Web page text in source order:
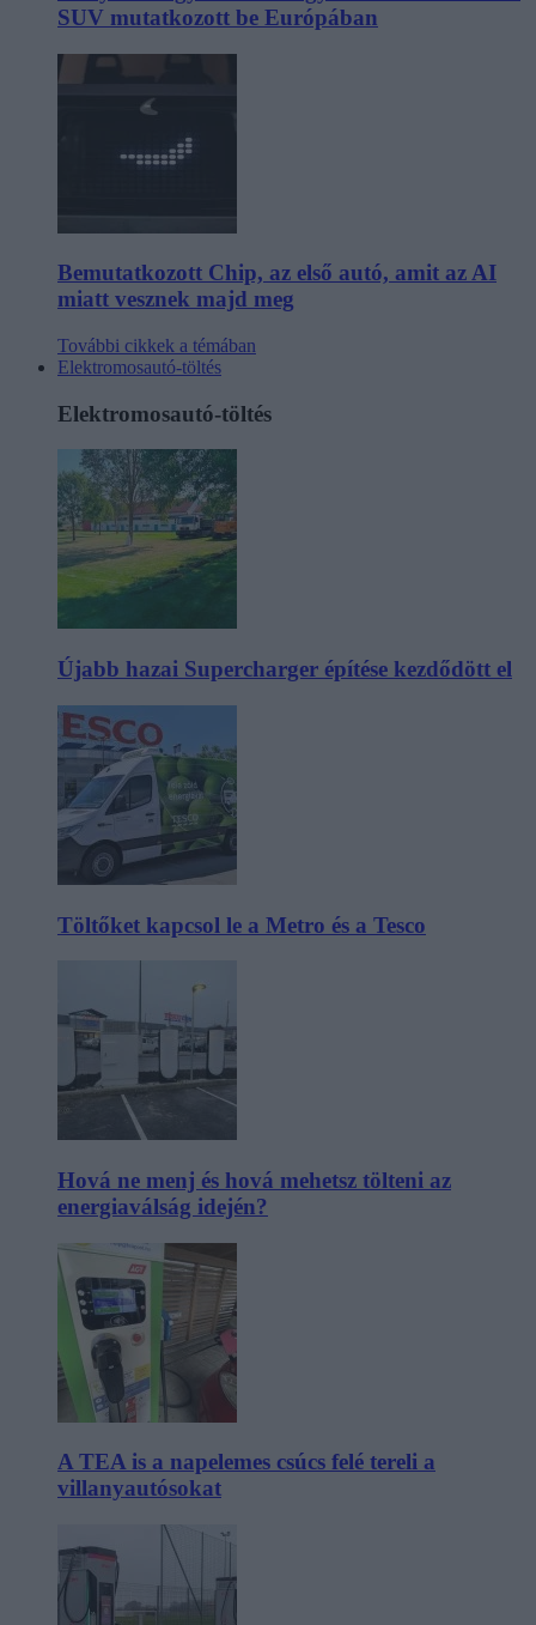
SUV mutatkozott be Európában
Bemutatkozott Chip, az első autó, amit az AI
miatt vesznek majd meg
További cikkek a témában
Elektromosautó-töltés
Elektromosautó-töltés
Újabb hazai Supercharger építése kezdődött el
Töltőket kapcsol le a Metro és a Tesco
Hová ne menj és hová mehetsz tölteni az
energiaválság idején?
A TEA is a napelemes csúcs felé tereli a
villanyautósokat